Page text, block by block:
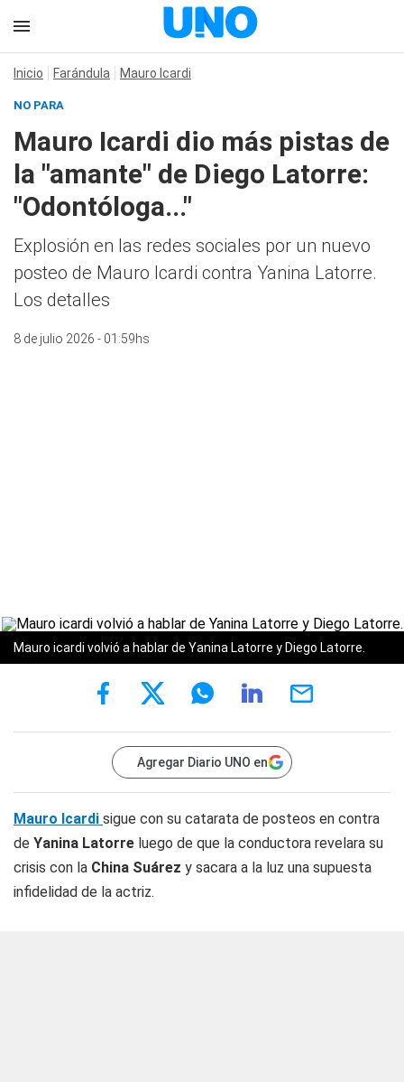
Inicio Farándula Mauro Icardi
NO PARA
Mauro Icardi dio más pistas de
la "amante" de Diego Latorre:
"Odontóloga..."
Explosión en las redes sociales por un nuevo
posteo de Mauro Icardi contra Yanina Latorre.
Los detalles
8 de julio 2026 - 01:59hs
Mauro icardi volvió a hablar de Yanina Latorre y Diego Latorre.
Agregar Diario UNO en
Mauro Icardi sigue con su catarata de posteos en contra
de Yanina Latorre luego de que la conductora revelara su
crisis con la China Suárez y sacara a la luz una supuesta
infidelidad de la actriz.